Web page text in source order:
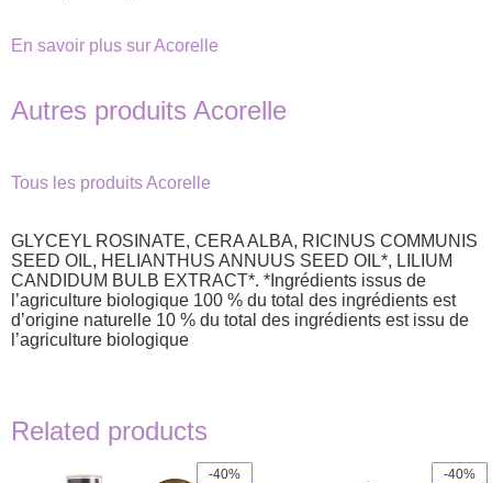
En savoir plus sur Acorelle
Autres produits Acorelle
Tous les produits Acorelle
GLYCEYL ROSINATE, CERA ALBA, RICINUS COMMUNIS
SEED OIL, HELIANTHUS ANNUUS SEED OIL*, LILIUM
CANDIDUM BULB EXTRACT*. *Ingrédients issus de
l’agriculture biologique 100 % du total des ingrédients est
d’origine naturelle 10 % du total des ingrédients est issu de
l’agriculture biologique
Related products
-40% -40%